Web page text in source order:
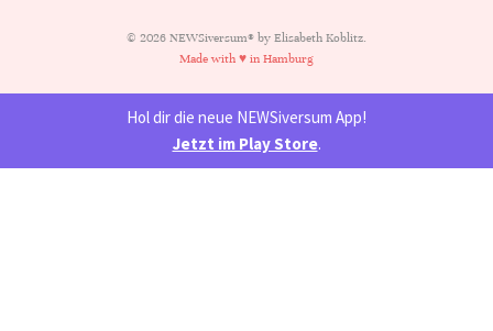
© 2026 NEWSiversum® by Elisabeth Koblitz.
Made with ♥ in Hamburg
Hol dir die neue NEWSiversum App!
Jetzt im Play Store.